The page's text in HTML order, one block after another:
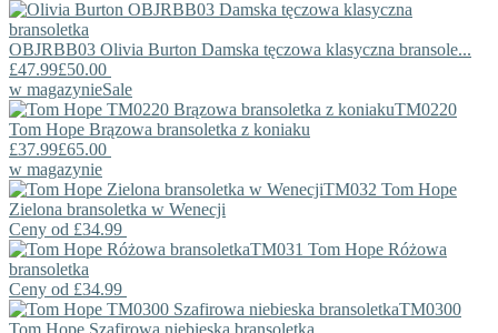
OBJRBB03 Olivia Burton Damska tęczowa klasyczna bransole...
£47.99£50.00
w magazynieSale
TM0220
Tom Hope Brązowa bransoletka z koniaku
£37.99£65.00
w magazynie
TM032 Tom Hope
Zielona bransoletka w Wenecji
Ceny od £34.99
TM031 Tom Hope Różowa
bransoletka
Ceny od £34.99
TM0300
Tom Hope Szafirowa niebieska bransoletka